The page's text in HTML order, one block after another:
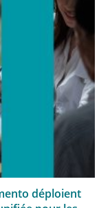
déploient